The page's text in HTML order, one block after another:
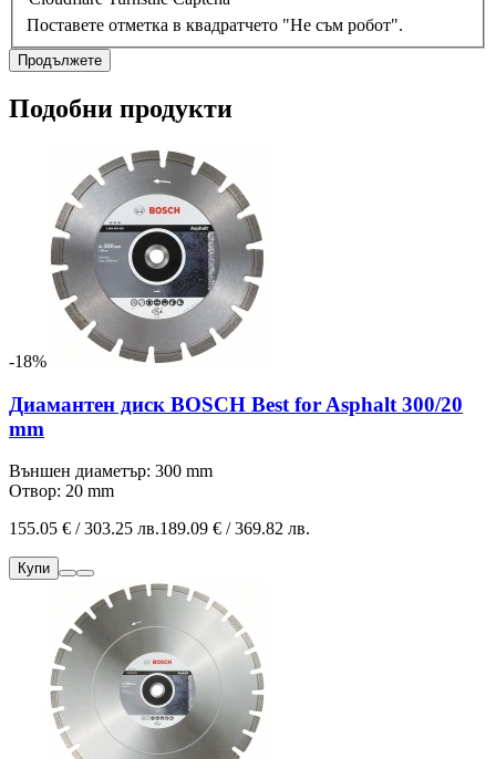
Поставете отметка в квадратчето "Не съм робот".
Продължете
Подобни продукти
-18%
Диамантен диск BOSCH Best for Asphalt 300/20
mm
Външен диаметър: 300 mm
Отвор: 20 mm
155.05 € / 303.25 лв.189.09 € / 369.82 лв.
Купи